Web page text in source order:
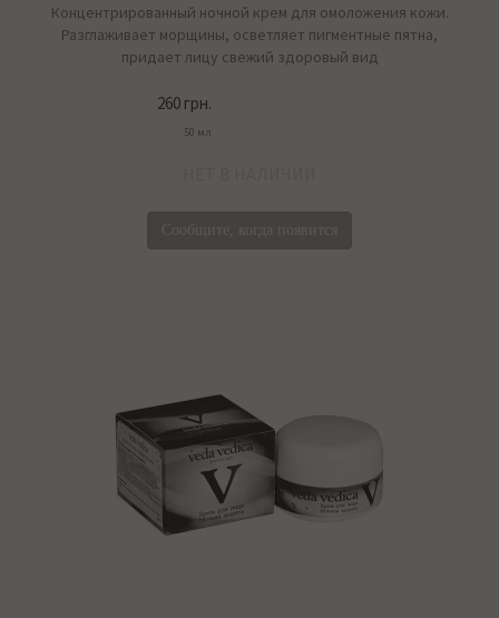
Концентрированный ночной крем для омоложения кожи.
Разглаживает морщины, осветляет пигментные пятна,
придает лицу свежий здоровый вид
260 грн.
50 мл